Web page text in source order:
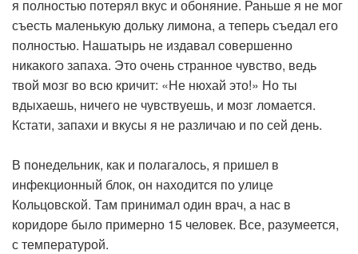
я полностью потерял вкус и обоняние. Раньше я не мог
съесть маленькую дольку лимона, а теперь съедал его
полностью. Нашатырь не издавал совершенно
никакого запаха. Это очень странное чувство, ведь
твой мозг во всю кричит: «Не нюхай это!» Но ты
вдыхаешь, ничего не чувствуешь, и мозг ломается.
Кстати, запахи и вкусы я не различаю и по сей день.
В понедельник, как и полагалось, я пришел в
инфекционный блок, он находится по улице
Кольцовской. Там принимал один врач, а нас в
коридоре было примерно 15 человек. Все, разумеется,
с температурой.